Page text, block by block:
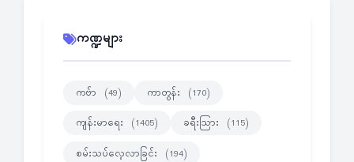
ကဏ္ဍများ
ကဗ်ာ (49) ကာတွန်း (170)
ကျန်းမာရေး (1405) ခရီးသြား (115)
စမ်းသပ်လေ့လာခြင်း (194)